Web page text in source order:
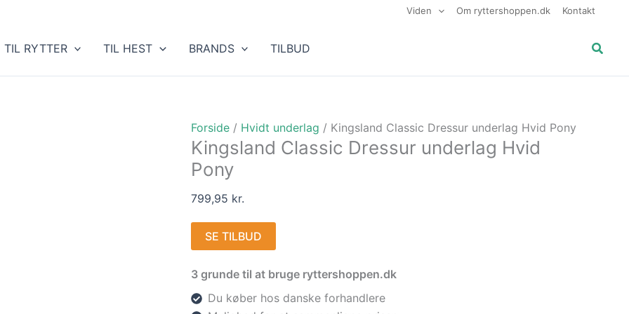
Viden Om ryttershoppen.dk Kontakt
TIL RYTTER TIL HEST BRANDS TILBUD Søg
Forside / Hvidt underlag / Kingsland Classic Dressur underlag Hvid Pony
Kingsland Classic Dressur underlag Hvid
Pony
799,95 kr.
SE TILBUD
3 grunde til at bruge ryttershoppen.dk
Du køber hos danske forhandlere